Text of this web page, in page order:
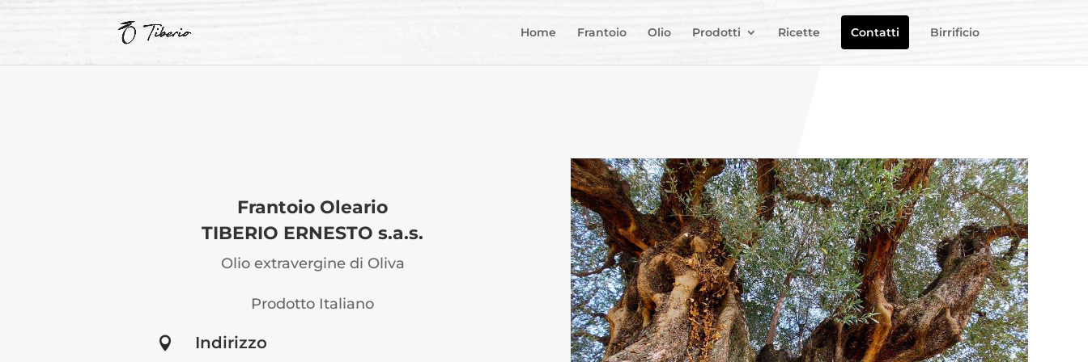
Home Frantoio Olio Prodotti Ricette Contatti Birrificio
Frantoio Oleario
TIBERIO ERNESTO s.a.s.
Olio extravergine di Oliva
Prodotto Italiano
 Indirizzo